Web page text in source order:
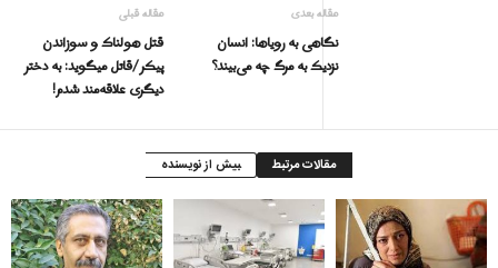
مقاله قبلی
قتل هولناک و سوزاندن
پیکر/قاتل میگوید: به دختر
دیگری علاقه‌مند شدم!
مقاله بعدی
نگاهی به رویاها: انسان
نزدیک به مرگ چه می‌بیند؟
مقالات مرتبط بیش از نویسنده